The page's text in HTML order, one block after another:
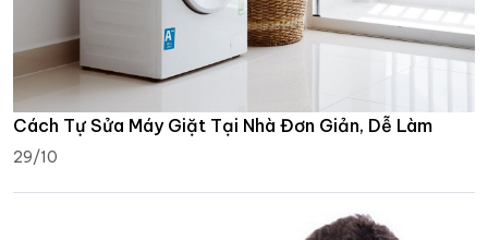
Cách Tự Sửa Máy Giặt Tại Nhà Đơn Giản, Dễ Làm
29/10